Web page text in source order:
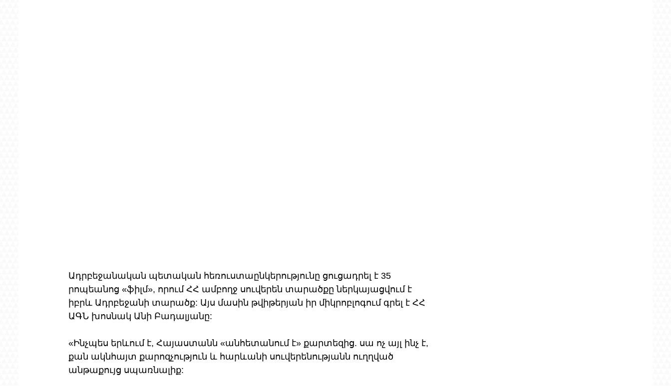
Ադրբեջանական պետական հեռուստաընկերությունը ցուցադրել է 35
րոպեանոց «ֆիլմ», որում ՀՀ ամբողջ սուվերեն տարածքը ներկայացվում է
իբրև Ադրբեջանի տարածք: Այս մասին թվիթերյան իր միկրոբլոգում գրել է ՀՀ
ԱԳՆ խոսնակ Անի Բադալյանը:
«Ինչպես երևում է, Հայաստանն «անհետանում է» քարտեզից. սա ոչ այլ ինչ է,
քան ակնհայտ քարոզչություն և հարևանի սուվերենությանն ուղղված
անթաքույց սպառնալիք: